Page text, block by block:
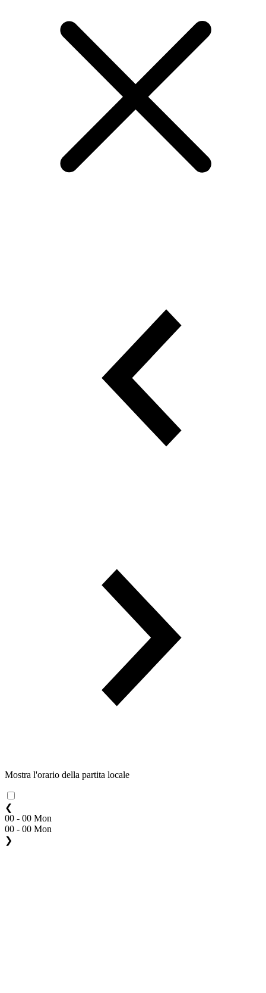
Mostra l'orario della partita locale
❮
00 - 00 Mon
00 - 00 Mon
❯